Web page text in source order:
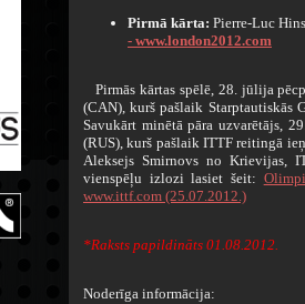
Pirmā kārta: Pierre-Luc
- www.london2012.com
Pirmās kārtas spēlē, 28. jūlija
(CAN), kurš pašlaik Starptautiskās
Savukārt minētā pāra uzvarētājs,
(RUS), kurš pašlaik ITTF reitingā
Aleksejs Smirnovs no Krievijas,
vienspēļu izlozi lasiet šeit:
www.ittf.com (25.07.2012.)
*Raksts papildināts 01.08.2012.
Noderīga informācija: